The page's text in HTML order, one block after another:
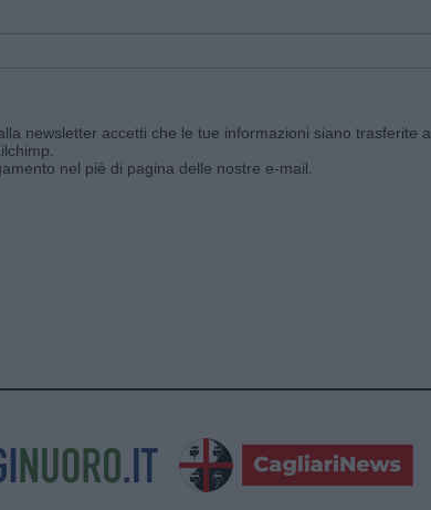
newsletter accetti che le tue informazioni siano trasferite a
nel piè di pagina delle nostre e-mail.